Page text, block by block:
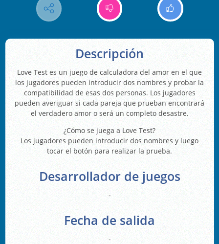
Descripción
Love Test es un juego de calculadora del amor en el que
los jugadores pueden introducir dos nombres y probar la
compatibilidad de esas dos personas. Los jugadores
pueden averiguar si cada pareja que prueban encontrará
el verdadero amor o será un completo desastre.
¿Cómo se juega a Love Test?
Los jugadores pueden introducir dos nombres y luego
tocar el botón para realizar la prueba.
Desarrollador de juegos
-
Fecha de salida
-